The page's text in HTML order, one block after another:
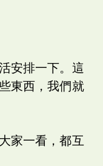
安排一下。這
東西，我們就
家一看，都互